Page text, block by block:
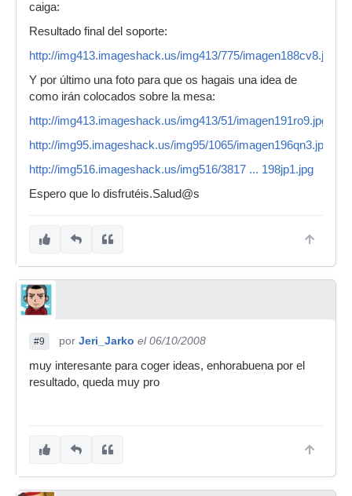
caiga:
Resultado final del soporte:
http://img413.imageshack.us/img413/775/imagen188cv8.jpg
Y por último una foto para que os hagais una idea de
como irán colocados sobre la mesa:
http://img413.imageshack.us/img413/51/imagen191ro9.jpg
http://img95.imageshack.us/img95/1065/imagen196qn3.jpg
http://img516.imageshack.us/img516/3817 ... 198jp1.jpg
Espero que lo disfrutéis.Salud@s
#9 por Jeri_Jarko el 06/10/2008
muy interesante para coger ideas, enhorabuena por el
resultado, queda muy pro